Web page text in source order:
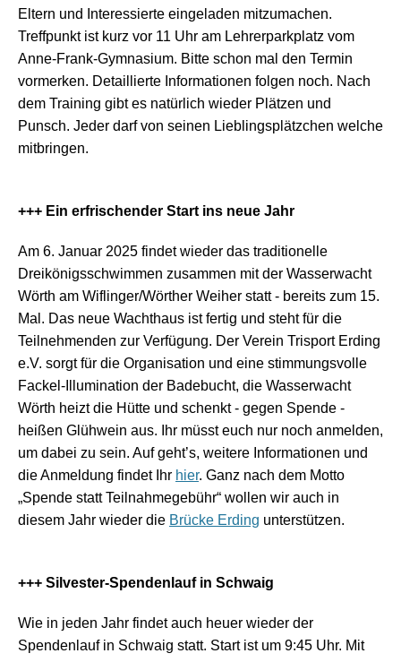
Eltern und Interessierte eingeladen mitzumachen.
Treffpunkt ist kurz vor 11 Uhr am Lehrerparkplatz vom
Anne-Frank-Gymnasium. Bitte schon mal den Termin
vormerken. Detaillierte Informationen folgen noch. Nach
dem Training gibt es natürlich wieder Plätzen und
Punsch. Jeder darf von seinen Lieblingsplätzchen welche
mitbringen.
+++ Ein erfrischender Start ins neue Jahr
Am 6. Januar 2025 findet wieder das traditionelle
Dreikönigsschwimmen zusammen mit der Wasserwacht
Wörth am Wiflinger/Wörther Weiher statt - bereits zum 15.
Mal. Das neue Wachthaus ist fertig und steht für die
Teilnehmenden zur Verfügung. Der Verein Trisport Erding
e.V. sorgt für die Organisation und eine stimmungsvolle
Fackel-Illumination der Badebucht, die Wasserwacht
Wörth heizt die Hütte und schenkt - gegen Spende -
heißen Glühwein aus. Ihr müsst euch nur noch anmelden,
um dabei zu sein. Auf geht’s, weitere Informationen und
die Anmeldung findet Ihr hier. Ganz nach dem Motto
„Spende statt Teilnahmegebühr“ wollen wir auch in
diesem Jahr wieder die Brücke Erding unterstützen.
+++ Silvester-Spendenlauf in Schwaig
Wie in jeden Jahr findet auch heuer wieder der
Spendenlauf in Schwaig statt. Start ist um 9:45 Uhr. Mit